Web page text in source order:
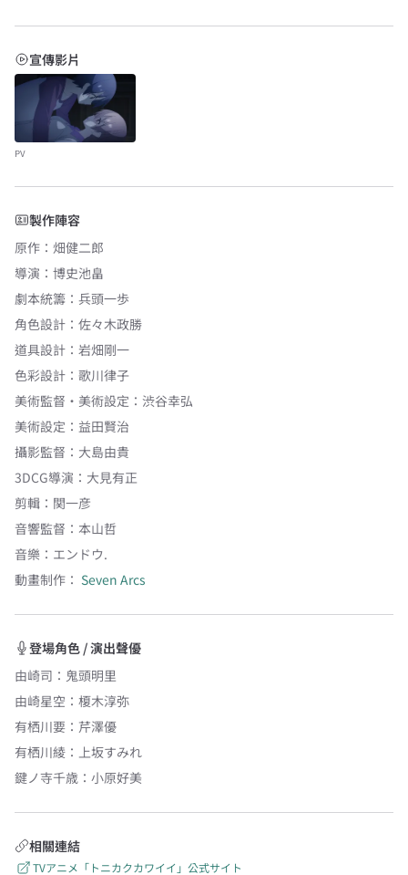
宣傳影片
PV
製作陣容
原作 ： 畑健二郎
導演 ： 博史池畠
劇本統籌 ： 兵頭一歩
角色設計 ： 佐々木政勝
道具設計 ： 岩畑剛一
色彩設計 ： 歌川律子
美術監督・美術設定 ： 渋谷幸弘
美術設定 ： 益田賢治
攝影監督 ： 大島由貴
3DCG導演 ： 大見有正
剪輯 ： 関一彦
音響監督 ： 本山哲
音樂 ： エンドウ.
動畫制作： Seven Arcs
登場角色 / 演出聲優
由崎司 ： 鬼頭明里
由崎星空 ： 榎木淳弥
有栖川要 ： 芹澤優
有栖川綾 ： 上坂すみれ
鍵ノ寺千歳 ： 小原好美
相關連結
TVアニメ「トニカクカワイイ」公式サイト